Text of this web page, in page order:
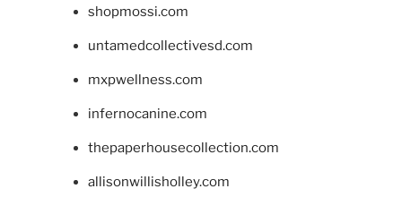
shopmossi.com
untamedcollectivesd.com
mxpwellness.com
infernocanine.com
thepaperhousecollection.com
allisonwillisholley.com